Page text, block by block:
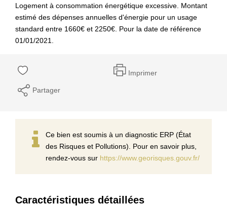
Logement à consommation énergétique excessive. Montant
estimé des dépenses annuelles d'énergie pour un usage
standard entre 1660€ et 2250€. Pour la date de référence
01/01/2021.
Imprimer
Partager
Ce bien est soumis à un diagnostic ERP (État
des Risques et Pollutions). Pour en savoir plus,
rendez-vous sur https://www.georisques.gouv.fr/
Caractéristiques détaillées